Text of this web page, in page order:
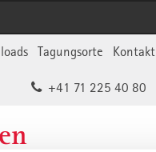
Kontakt
Tagungsorte
+41 71 225 40 80